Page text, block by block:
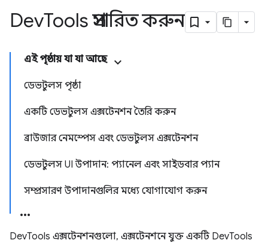
DevTools প্রসারিত করুন
এই পৃষ্ঠায় যা যা আছে
ডেভটুলস পৃষ্ঠা
একটি ডেভটুলস এক্সটেনশন তৈরি করুন
ব্রাউজার নেমস্পেস এবং ডেভটুলস এক্সটেনশন
ডেভটুলস UI উপাদান: প্যানেল এবং সাইডবার প্যান
সম্প্রসারণ উপাদানগুলির মধ্যে যোগাযোগ করুন
DevTools এক্সটেনশনগুলো, এক্সটেনশনে যুক্ত একটি DevTools